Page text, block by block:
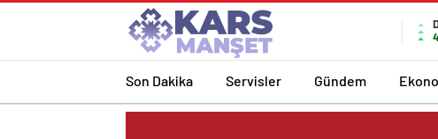
Son Dakika Servisler Gündem